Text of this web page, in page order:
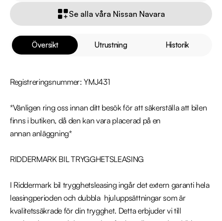
Översikt Utrustning Historik
Registreringsnummer: YMJ431
*Vänligen ring oss innan ditt besök för att säkerställa att bilen
finns i butiken, då den kan vara placerad på en
annan anläggning*
RIDDERMARK BIL TRYGGHETSLEASING
I Riddermark bil trygghetsleasing ingår det extern garanti hela
leasingperioden och dubbla  hjuluppsättningar som är
kvalitetssäkrade för din trygghet. Detta erbjuder vi till
Se alla våra Nissan Navara